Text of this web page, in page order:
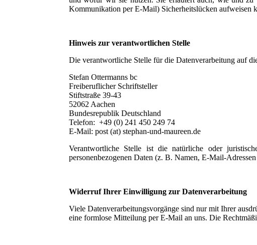
Kommunikation per E-Mail) Sicherheitslücken aufweisen
Hinweis zur verantwortlichen Stelle
Die verantwortliche Stelle für die Datenverarbeitung auf
Stefan Ottermanns bc
Freiberuflicher Schriftsteller
Stiftstraße 39-43
52062 Aachen
Bundesrepublik Deutschland
Telefon: +49 (0) 241 450 249 74
E-Mail: post (at) stephan-und-maureen.de
Verantwortliche Stelle ist die natürliche oder
personenbezogenen Daten (z. B. Namen, E-Mail-
Widerruf Ihrer Einwilligung zur Datenverarbeitung
Viele Datenverarbeitungsvorgänge sind nur mit Ihrer
eine formlose Mitteilung per E-Mail an uns. Die